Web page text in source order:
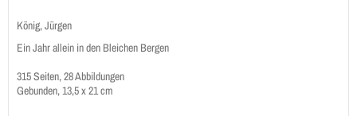
König, Jürgen
Ein Jahr allein in den Bleichen Bergen
315 Seiten, 28 Abbildungen
Gebunden, 13,5 x 21 cm